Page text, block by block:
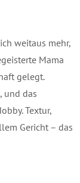
weitaus mehr,
Mama
gelegt.
und das
Textur,
Gericht – das